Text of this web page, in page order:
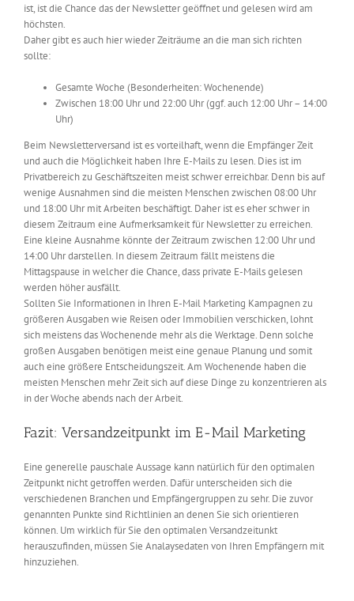
ist, ist die Chance das der Newsletter geöffnet und gelesen wird am
höchsten.
Daher gibt es auch hier wieder Zeiträume an die man sich richten
sollte:
Gesamte Woche (Besonderheiten: Wochenende)
Zwischen 18:00 Uhr und 22:00 Uhr (ggf. auch 12:00 Uhr – 14:00
Uhr)
Beim Newsletterversand ist es vorteilhaft, wenn die Empfänger Zeit
und auch die Möglichkeit haben Ihre E-Mails zu lesen. Dies ist im
Privatbereich zu Geschäftszeiten meist schwer erreichbar. Denn bis auf
wenige Ausnahmen sind die meisten Menschen zwischen 08:00 Uhr
und 18:00 Uhr mit Arbeiten beschäftigt. Daher ist es eher schwer in
diesem Zeitraum eine Aufmerksamkeit für Newsletter zu erreichen.
Eine kleine Ausnahme könnte der Zeitraum zwischen 12:00 Uhr und
14:00 Uhr darstellen. In diesem Zeitraum fällt meistens die
Mittagspause in welcher die Chance, dass private E-Mails gelesen
werden höher ausfällt.
Sollten Sie Informationen in Ihren E-Mail Marketing Kampagnen zu
größeren Ausgaben wie Reisen oder Immobilien verschicken, lohnt
sich meistens das Wochenende mehr als die Werktage. Denn solche
großen Ausgaben benötigen meist eine genaue Planung und somit
auch eine größere Entscheidungszeit. Am Wochenende haben die
meisten Menschen mehr Zeit sich auf diese Dinge zu konzentrieren als
in der Woche abends nach der Arbeit.
Fazit: Versandzeitpunkt im E-Mail Marketing
Eine generelle pauschale Aussage kann natürlich für den optimalen
Zeitpunkt nicht getroffen werden. Dafür unterscheiden sich die
verschiedenen Branchen und Empfängergruppen zu sehr. Die zuvor
genannten Punkte sind Richtlinien an denen Sie sich orientieren
können. Um wirklich für Sie den optimalen Versandzeitunkt
herauszufinden, müssen Sie Analaysedaten von Ihren Empfängern mit
hinzuziehen.